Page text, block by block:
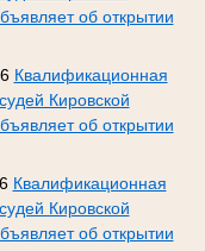
об открытии
Квалификационная
Кировской
об открытии
Квалификационная
Кировской
об открытии